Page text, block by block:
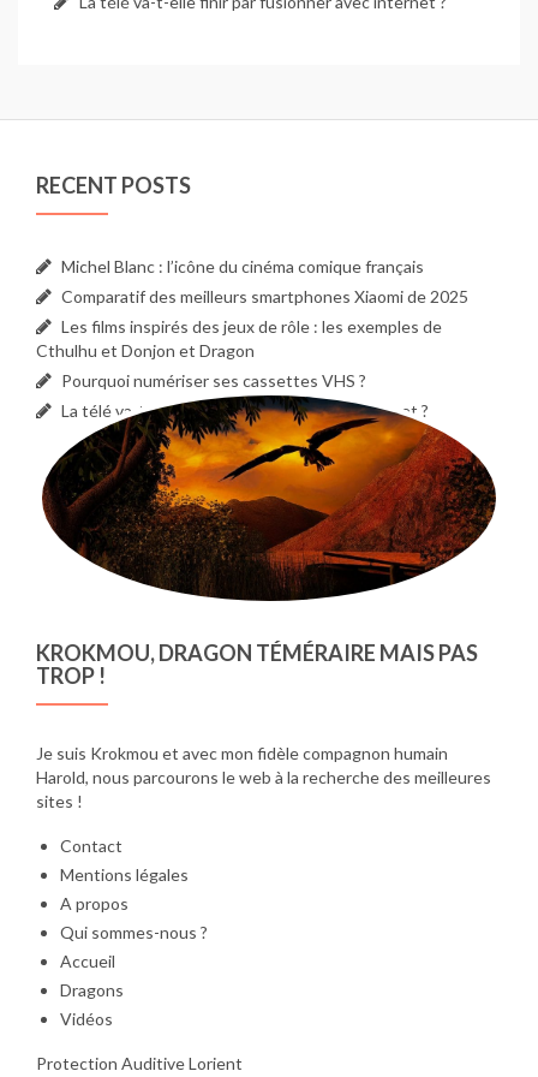
Poignée latérale multi-
RECENT POSTS
Michel Blanc : l’icône du cinéma comique français
Comparatif des meilleurs smartphones Xiaomi de 2025
Les films inspirés des jeux de rôle : les exemples de
Cthulhu et Donjon et Dragon
Pourquoi numériser ses cassettes VHS ?
La télé va-t-elle finir par fusionner avec internet ?
KROKMOU, DRAGON TÉMÉRAIRE MAIS PAS
TROP !
Je suis Krokmou et avec mon fidèle compagnon humain
Harold, nous parcourons le web à la recherche des meilleures
sites !
Contact
Mentions légales
A propos
Qui sommes-nous ?
Accueil
Dragons
Vidéos
Protection Auditive Lorient